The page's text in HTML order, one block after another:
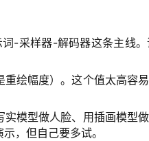
-采样器-解码器这条主线
绘幅度）。这个值太高容
模型做人脸、用插画模型
，但自己要多试。